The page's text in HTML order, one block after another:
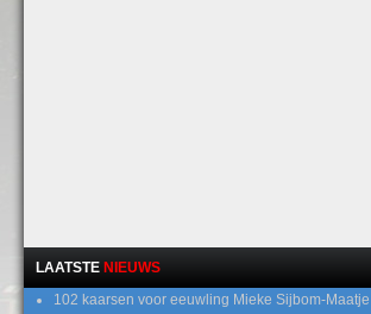
LAATSTE NIEUWS
102 kaarsen voor eeuwling Mieke Sijbom-Maatje